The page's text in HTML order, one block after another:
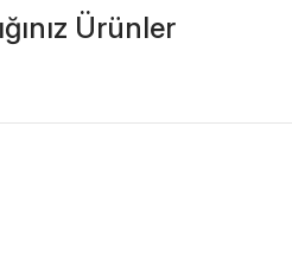
Ürünler